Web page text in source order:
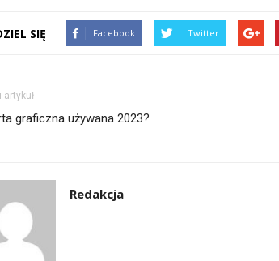
SIĘ Facebook Twitter
artykuł
graficzna używana 2023?
Redakcja